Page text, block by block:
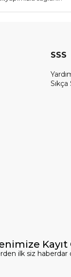
SSS
Kayıt
ilk siz haberdar